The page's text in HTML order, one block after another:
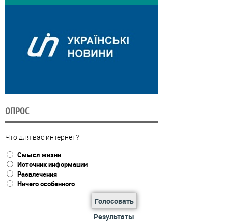
ОПРОС
Что для вас интернет?
Смысл жизни
Источник информации
Развлечения
Ничего особенного
Голосовать
Результаты